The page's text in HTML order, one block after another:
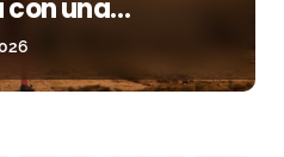
con una
inteligencia